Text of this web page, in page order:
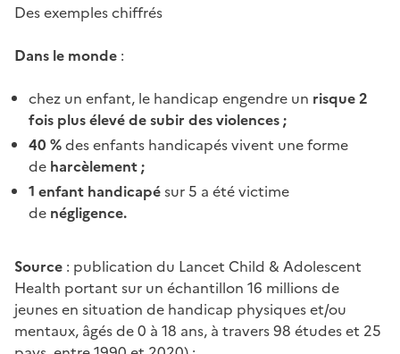
Des exemples chiffrés
Dans le monde :
chez un enfant, le handicap engendre un risque 2
fois plus élevé de subir des violences ;
40 %des enfants handicapés vivent une forme
de harcèlement ;
1 enfant handicapésur 5 a été victime
de négligence.
Source : publication du Lancet Child & Adolescent
Health portant sur un échantillon 16 millions de
jeunes en situation de handicap physiques et/ou
mentaux, âgés de 0 à 18 ans, à travers 98 études et 25